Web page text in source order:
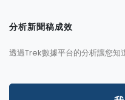
分析新聞稿成效
透過Trek數據平台的分析讓您知